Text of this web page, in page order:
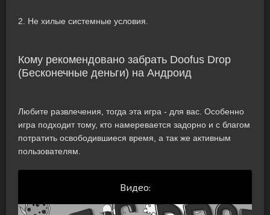
2. Не хилые системные условия.
Кому рекомендовано забрать Doofus Drop
(Бесконечные деньги) на Андроид
Любите развлечения, тогда эта игра - для вас. Особенно
игра подходит тому, кто намеревается задорно и с благом
потратить освободившиеся время, а так же активным
пользователям.
Видео: